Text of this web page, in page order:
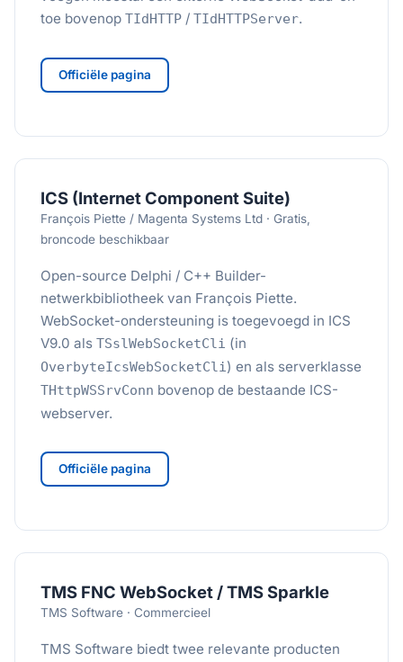
toe bovenop TIdHTTP / TIdHTTPServer.
Officiële pagina
ICS (Internet Component Suite)
François Piette / Magenta Systems Ltd · Gratis,
broncode beschikbaar
Open-source Delphi / C++ Builder-
netwerkbibliotheek van François Piette.
WebSocket-ondersteuning is toegevoegd in ICS
V9.0 als TSslWebSocketCli (in
OverbyteIcsWebSocketCli) en als serverklasse
THttpWSSrvConn bovenop de bestaande ICS-
webserver.
Officiële pagina
TMS FNC WebSocket / TMS Sparkle
TMS Software · Commercieel
TMS Software biedt twee relevante producten